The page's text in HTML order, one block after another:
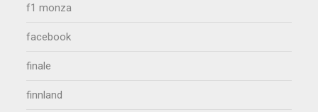
f1 monza
facebook
finale
finnland